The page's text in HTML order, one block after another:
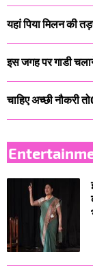
यहां पिया मिलन की
इस जगह पर गाडी
चाहिए अच्छी नौकरी